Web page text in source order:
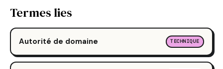
Termes lies
Autorité de domaine TECHNIQUE